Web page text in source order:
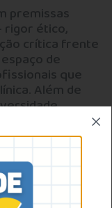
premissas
rigor ético,
crítica frente
de
que
Além de
de
antirracismo e